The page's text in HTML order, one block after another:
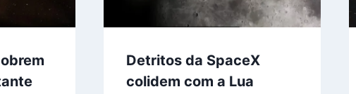
Detritos da SpaceX
colidem com a Lua